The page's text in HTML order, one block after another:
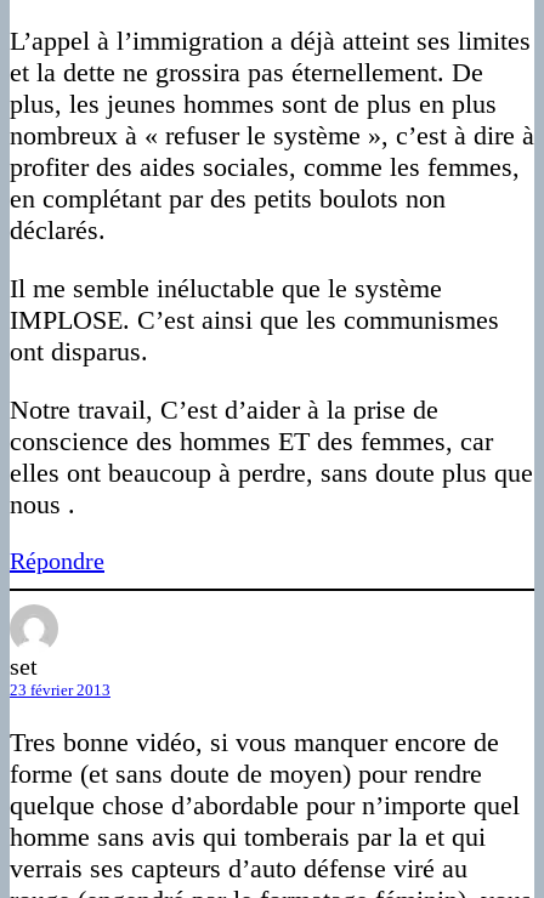
L’appel à l’immigration a déjà atteint ses limites
et la dette ne grossira pas éternellement. De
plus, les jeunes hommes sont de plus en plus
nombreux à « refuser le système », c’est à dire à
profiter des aides sociales, comme les femmes,
en complétant par des petits boulots non
déclarés.
Il me semble inéluctable que le système
IMPLOSE. C’est ainsi que les communismes
ont disparus.
Notre travail, C’est d’aider à la prise de
conscience des hommes ET des femmes, car
elles ont beaucoup à perdre, sans doute plus que
nous .
Répondre
set
23 février 2013
Tres bonne vidéo, si vous manquer encore de
forme (et sans doute de moyen) pour rendre
quelque chose d’abordable pour n’importe quel
homme sans avis qui tomberais par la et qui
verrais ses capteurs d’auto défense viré au